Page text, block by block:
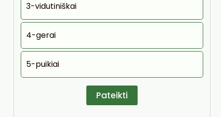
3-vidutiniškai
4-gerai
5-puikiai